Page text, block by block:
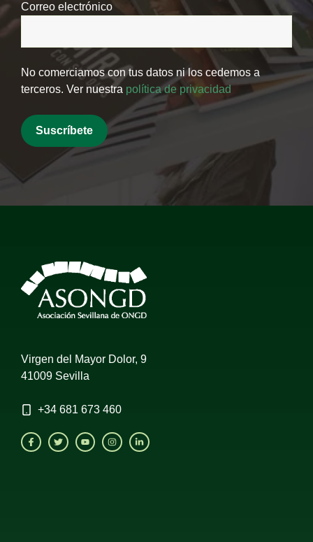
Correo electrónico
No comerciamos con tus datos ni los cedemos a
terceros. Ver nuestra política de privacidad
Virgen del Mayor Dolor, 9
41009 Sevilla
+34 681 673 460